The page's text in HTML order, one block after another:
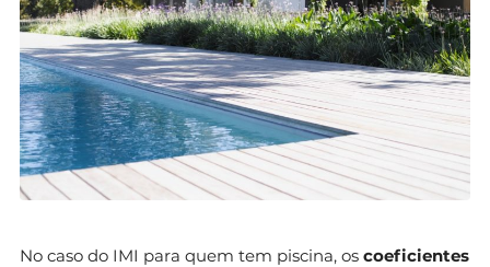
Garagem coletiva
0,03
Piscina individual
0,06
Piscina coletiva
0,03
Campos de ténis
0,03
Outros equipamentos de lazer
0,04
Qualidade construtiva
Até 0,15
Sistema central de climatização
0,03
No caso do IMI para quem tem piscina, os coeficientes